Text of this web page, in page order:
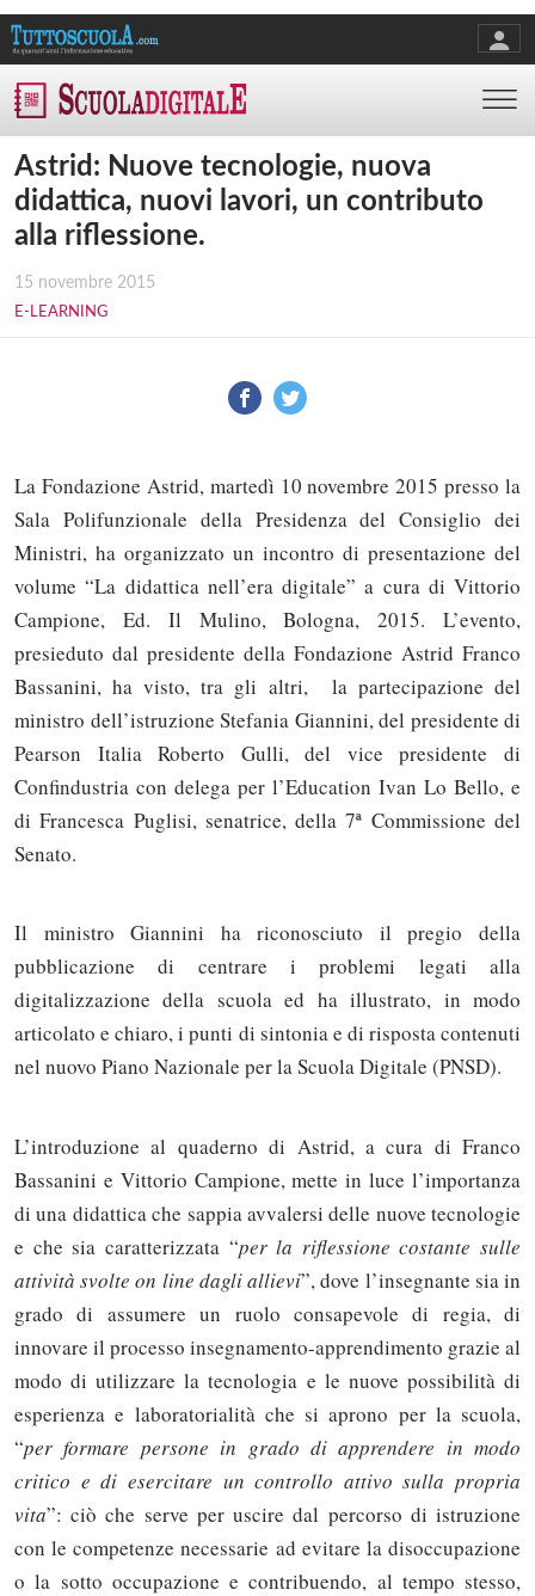
Astrid: Nuove tecnologie, nuova
didattica, nuovi lavori, un contributo
alla riflessione.
15 novembre 2015
E-LEARNING
La Fondazione Astrid, martedì 10 novembre 2015 presso la
Sala Polifunzionale della Presidenza del Consiglio dei
Ministri, ha organizzato un incontro di presentazione del
volume “La didattica nell’era digitale” a cura di Vittorio
Campione, Ed. Il Mulino, Bologna, 2015. L’evento,
presieduto dal presidente della Fondazione Astrid Franco
Bassanini, ha visto, tra gli altri, la partecipazione del
ministro dell’istruzione Stefania Giannini, del presidente di
Pearson Italia Roberto Gulli, del vice presidente di
Confindustria con delega per l’Education Ivan Lo Bello, e
di Francesca Puglisi, senatrice, della 7ª Commissione del
Senato.
Il ministro Giannini ha riconosciuto il pregio della
pubblicazione di centrare i problemi legati alla
digitalizzazione della scuola ed ha illustrato, in modo
articolato e chiaro, i punti di sintonia e di risposta contenuti
nel nuovo Piano Nazionale per la Scuola Digitale (PNSD).
L’introduzione al quaderno di Astrid, a cura di Franco
Bassanini e Vittorio Campione, mette in luce l’importanza
di una didattica che sappia avvalersi delle nuove tecnologie
e che sia caratterizzata “per la riflessione costante sulle
attività svolte on line dagli allievi”, dove l’insegnante sia in
grado di assumere un ruolo consapevole di regia, di
innovare il processo insegnamento-apprendimento grazie al
modo di utilizzare la tecnologia e le nuove possibilità di
esperienza e laboratorialità che si aprono per la scuola,
“per formare persone in grado di apprendere in modo
critico e di esercitare un controllo attivo sulla propria
vita”: ciò che serve per uscire dal percorso di istruzione
con le competenze necessarie ad evitare la disoccupazione
o la sotto occupazione e contribuendo, al tempo stesso,